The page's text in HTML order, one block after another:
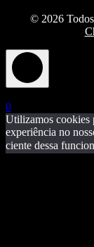
© 2026
0
Utilizamos cookies
experiência no
ciente dessa